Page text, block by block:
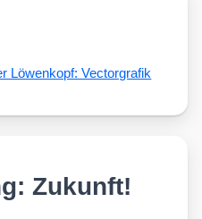
Zukunft!